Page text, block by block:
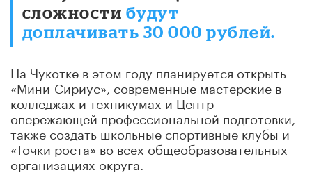
сложности будут
доплачивать 30 000 рублей.
На Чукотке в этом году планируется открыть
«Мини-Сириус», современные мастерские в
колледжах и техникумах и Центр
опережающей профессиональной подготовки,
также создать школьные спортивные клубы и
«Точки роста» во всех общеобразовательных
организациях округа.